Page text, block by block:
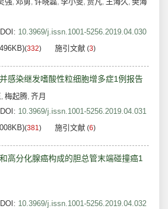
, , , , , ,
DOI: 10.3969/j.issn.1001-5256.2019.04.030
(332) 施引文献 (3)
感染继发嗜酸性粒细胞增多症1例报告
, 梅起腾, 齐月
DOI: 10.3969/j.issn.1001-5256.2019.04.031
(381) 施引文献 (6)
高分化腺癌构成的胆总管末端碰撞癌1
DOI: 10.3969/j.issn.1001-5256.2019.04.032